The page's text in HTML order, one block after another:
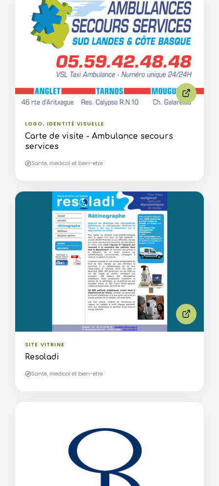
LOGO, IDENTITÉ VISUELLE
Carte de visite - Ambulance secours
services
Sante, medical et bien-etre
SITE VITRINE
Resoladi
Sante, medical et bien-etre